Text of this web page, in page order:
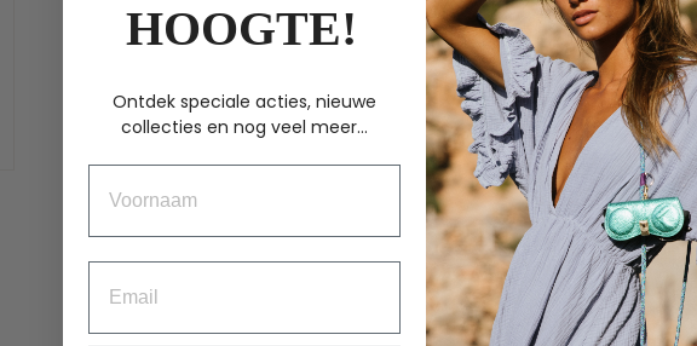
HOOGTE!
Ontdek speciale acties, nieuwe
collecties en nog veel meer...